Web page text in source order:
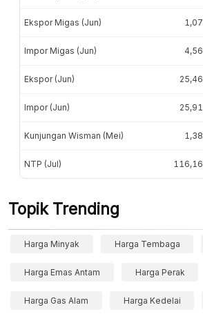
Ekspor Migas (Jun) 1,07
Impor Migas (Jun) 4,56
Ekspor (Jun) 25,46
Impor (Jun) 25,91
Kunjungan Wisman (Mei) 1,38
NTP (Jul) 116,16
Topik Trending
Harga Minyak Harga Tembaga
Harga Emas Antam Harga Perak
Harga Gas Alam Harga Kedelai